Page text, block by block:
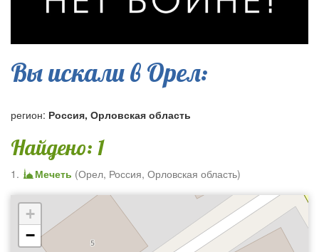
Вы искали в Орел:
регион: Россия, Орловская область
Найдено: 1
1. Мечеть (Орел, Россия, Орловская область)
+
−